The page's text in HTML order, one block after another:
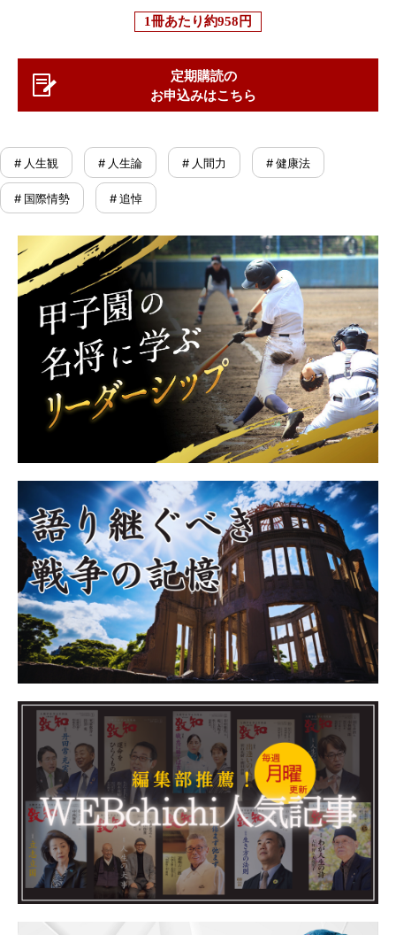
1冊あたり約958円
定期購読の
お申込みはこちら
# 人生観 # 人生論 # 人間力 # 健康法
# 国際情勢 # 追悼